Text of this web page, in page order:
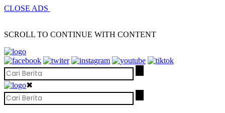
CLOSE ADS
SCROLL TO CONTINUE WITH CONTENT
✖